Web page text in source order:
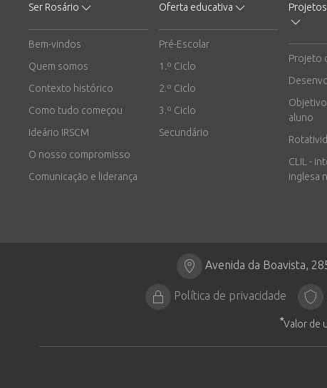
Ser Rosário
Bem-vindos
Quem somos
Contexto histórico
Como tudo começou
Ideário IRSCM
O nosso compromisso
Comunicação e liderança
Oferta educativa
Pré-Escolar
1.º Ciclo
2.º Ciclo
3.º Ciclo
Secundário
Projeto
aluno
CLIL -
inglesa
Avenida da Boavista,
Política de privacidade
*Valor de